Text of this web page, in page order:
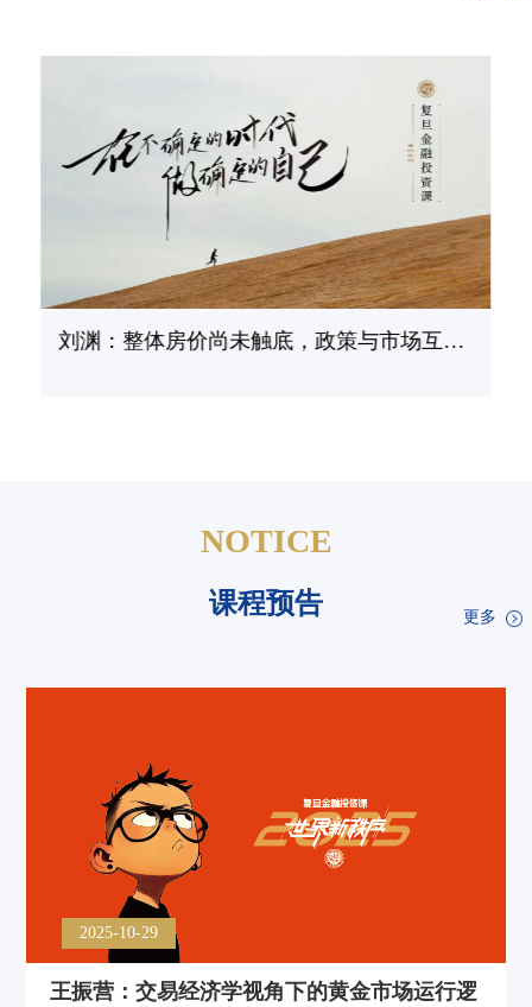
刘渊：整体房价尚未触底，政策与市场互动
NOTICE
课程预告 更多
2025-10-29
王振营：交易经济学视角下的黄金市场运行逻